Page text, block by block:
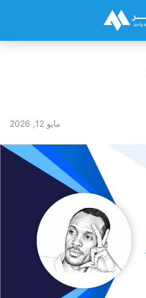
مايو 12, 2026